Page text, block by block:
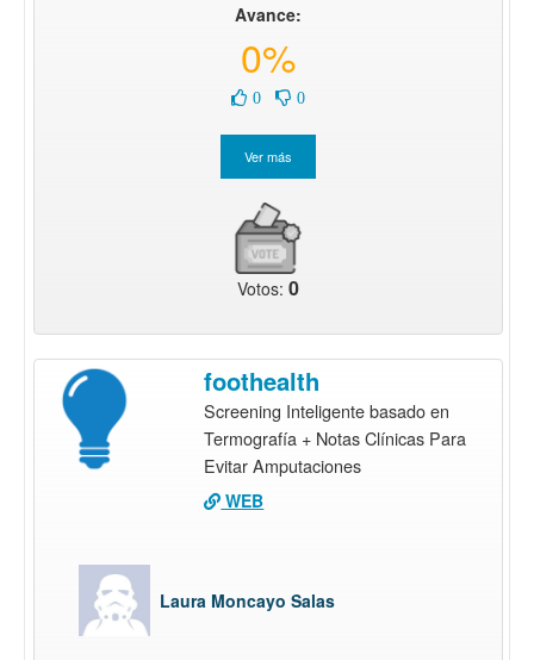
Avance:
0%
0 0
Votos: 0
foothealth
Screening Inteligente basado en
Termografía + Notas Clínicas Para
Evitar Amputaciones
WEB
Laura Moncayo Salas